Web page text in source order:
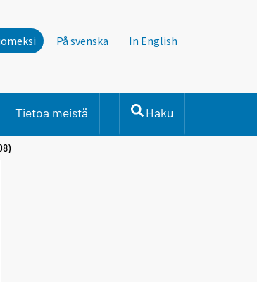
På svenska In English
Tietoa meistä Haku